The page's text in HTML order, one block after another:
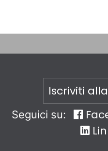
Iscriviti
Seguici su: